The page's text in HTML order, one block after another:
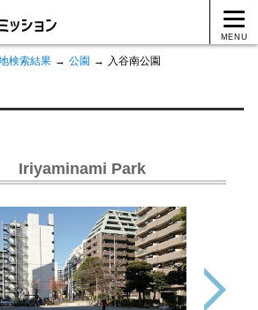
MENU
検索結果 公園 入谷南公園
Iriyaminami Park